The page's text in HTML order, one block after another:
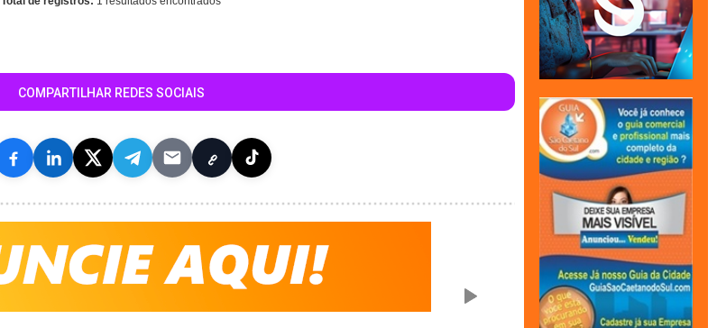
COMPARTILHAR REDES SOCIAIS